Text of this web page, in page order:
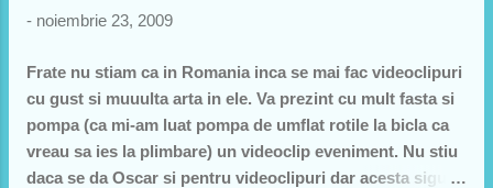
inteles ca se pot autosesiza si la ce nu trebuie. Ma rog
clubul sau regiunea de unde face parte si apoi decizia lor
+ motivare. Din lipsa de timp si mai ales pentru ca oricum
nu rezolv nimic nu cred ca o stau acum ...
- noiembrie 23, 2009
Frate nu stiam ca in Romania inca se mai fac videoclipuri
cu gust si muuulta arta in ele. Va prezint cu mult fasta si
pompa (ca mi-am luat pompa de umflat rotile la bicla ca
vreau sa ies la plimbare) un videoclip eveniment. Nu stiu
daca se da Oscar si pentru videoclipuri dar acesta sigur